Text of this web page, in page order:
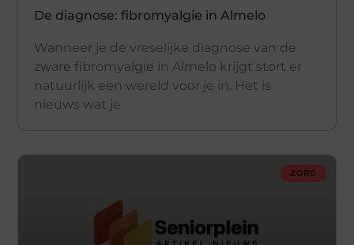
De diagnose: fibromyalgie in Almelo
Wanneer je de vreselijke diagnose van de
zware fibromyalgie in Almelo krijgt stort er
natuurlijk een wereld voor je in. Het is
nieuws wat je
ZORG